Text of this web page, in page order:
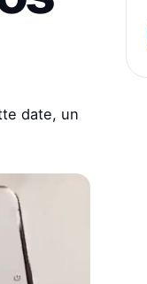
date, un